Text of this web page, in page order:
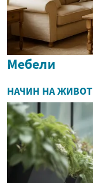
Мебели
НАЧИН НА ЖИВОТ